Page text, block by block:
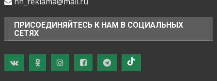
ПРИСОЕДИНЯЙТЕСЬ К НАМ В СОЦИАЛЬНЫХ
СЕТЯХ